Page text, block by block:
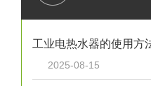
工业电热水器的使用方
2025-08-15